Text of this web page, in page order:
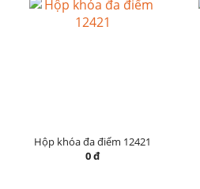
Hộp khóa đa điểm 12421
0 đ